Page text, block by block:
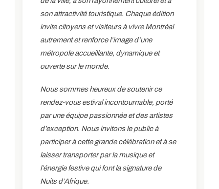
son attractivité touristique. Chaque édition
invite citoyens et visiteurs à vivre Montréal
autrement et renforce l’image d’une
métropole accueillante, dynamique et
ouverte sur le monde.
Nous sommes heureux de soutenir ce
rendez-vous estival incontournable, porté
par une équipe passionnée et des artistes
d’exception. Nous invitons le public à
participer à cette grande célébration et à se
laisser transporter par la musique et
l’énergie festive qui font la signature de
Nuits d’Afrique.